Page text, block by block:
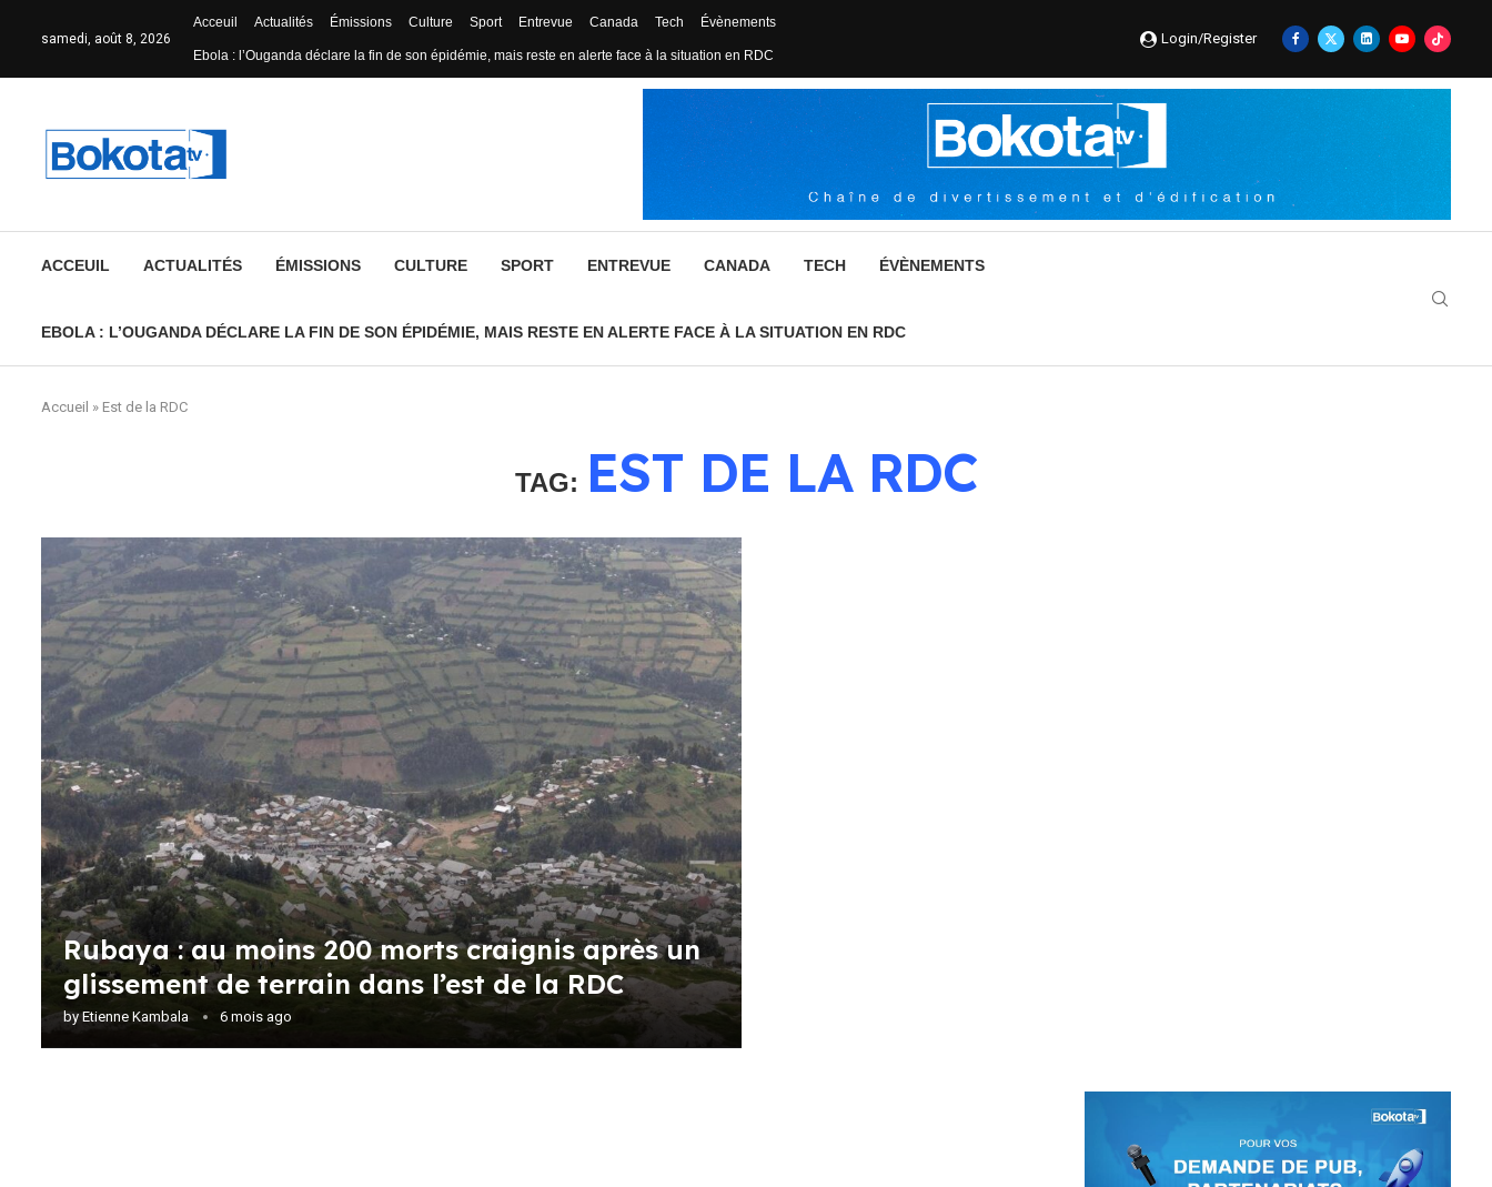
samedi, août 8, 2026
Acceuil Actualités Émissions Culture Sport Entrevue Canada Tech Évènements
Ebola : l’Ouganda déclare la fin de son épidémie, mais reste en alerte face à la situation en RDC
Login/Register
ACCEUIL ACTUALITÉS ÉMISSIONS CULTURE SPORT ENTREVUE CANADA TECH ÉVÈNEMENTS
EBOLA : L’OUGANDA DÉCLARE LA FIN DE SON ÉPIDÉMIE, MAIS RESTE EN ALERTE FACE À LA SITUATION EN RDC
Accueil » Est de la RDC
TAG: EST DE LA RDC
Rubaya : au moins 200 morts craignis après un
glissement de terrain dans l’est de la RDC
byEtienne Kambala 6 mois ago